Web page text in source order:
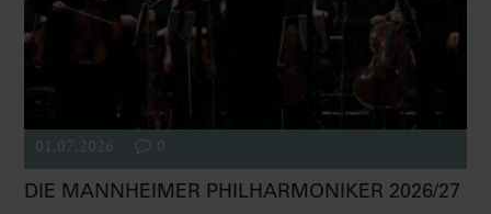
01.07.2026 0
DIE MANNHEIMER PHILHARMONIKER 2026/27